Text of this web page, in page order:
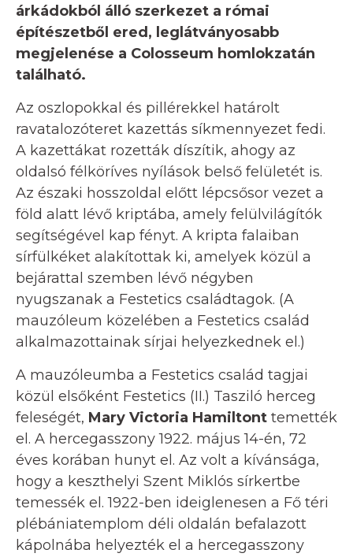
árkádokból álló szerkezet a római
építészetből ered, leglátványosabb
megjelenése a Colosseum homlokzatán
található.
Az oszlopokkal és pillérekkel határolt
ravatalozóteret kazettás síkmennyezet fedi.
A kazettákat rozetták díszítik, ahogy az
oldalsó félköríves nyílások belső felületét is.
Az északi hosszoldal előtt lépcsősor vezet a
föld alatt lévő kriptába, amely felülvilágítók
segítségével kap fényt. A kripta falaiban
sírfülkéket alakítottak ki, amelyek közül a
bejárattal szemben lévő négyben
nyugszanak a Festetics családtagok. (A
mauzóleum közelében a Festetics család
alkalmazottainak sírjai helyezkednek el.)
A mauzóleumba a Festetics család tagjai
közül elsőként Festetics (II.) Tasziló herceg
feleségét, Mary Victoria Hamiltont temették
el. A hercegasszony 1922. május 14-én, 72
éves korában hunyt el. Az volt a kívánsága,
hogy a keszthelyi Szent Miklós sírkertbe
temessék el. 1922-ben ideiglenesen a Fő téri
plébániatemplom déli oldalán befalazott
kápolnába helyezték el a hercegasszony